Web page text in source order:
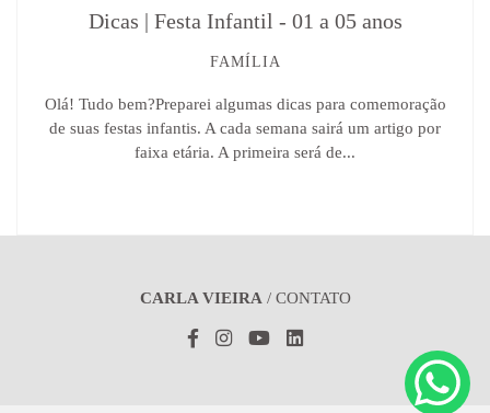
Dicas | Festa Infantil - 01 a 05 anos
FAMÍLIA
Olá! Tudo bem?Preparei algumas dicas para comemoração
de suas festas infantis. A cada semana sairá um artigo por
faixa etária. A primeira será de...
CARLA VIEIRA / CONTATO